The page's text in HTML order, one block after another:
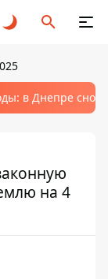
в Днепре
на 4